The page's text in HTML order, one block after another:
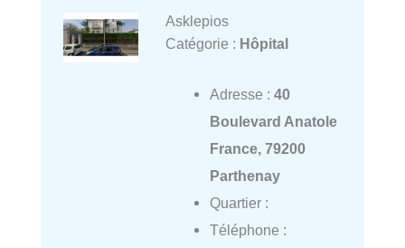
Asklepios
Catégorie : Hôpital
Adresse : 40
Boulevard Anatole
France, 79200
Parthenay
Quartier :
Téléphone :